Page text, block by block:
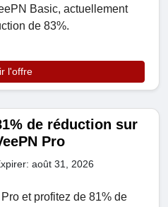
Basic, actuellement
de 83%.
l'offre
de réduction sur
Pro
août 31, 2026
et profitez de 81% de